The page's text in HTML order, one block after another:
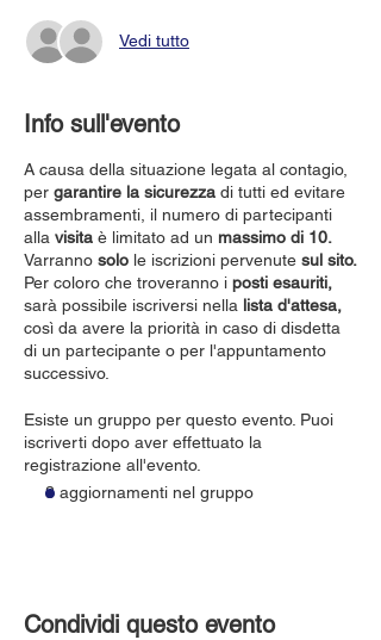
Vedi tutto
Info sull'evento
A causa della situazione legata al contagio,
per garantire la sicurezza di tutti ed evitare
assembramenti, il numero di partecipanti
alla visita è limitato ad un massimo di 10.
Varranno solo le iscrizioni pervenute sul sito.
Per coloro che troveranno i posti esauriti,
sarà possibile iscriversi nella lista d'attesa,
così da avere la priorità in caso di disdetta
di un partecipante o per l'appuntamento
successivo.
Esiste un gruppo per questo evento. Puoi
iscriverti dopo aver effettuato la
registrazione all'evento.
3 aggiornamenti nel gruppo
Condividi questo evento